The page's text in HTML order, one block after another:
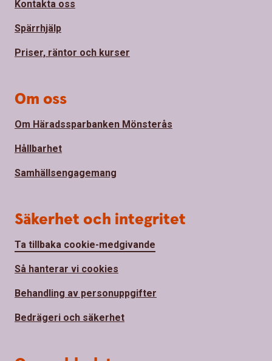
Kontakta oss
Spärrhjälp
Priser, räntor och kurser
Om oss
Om Häradssparbanken Mönsterås
Hållbarhet
Samhällsengagemang
Säkerhet och integritet
Ta tillbaka cookie-medgivande
Så hanterar vi cookies
Behandling av personuppgifter
Bedrägeri och säkerhet